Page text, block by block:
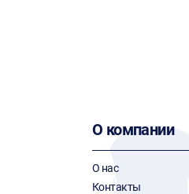
О компании
О нас
Контакты